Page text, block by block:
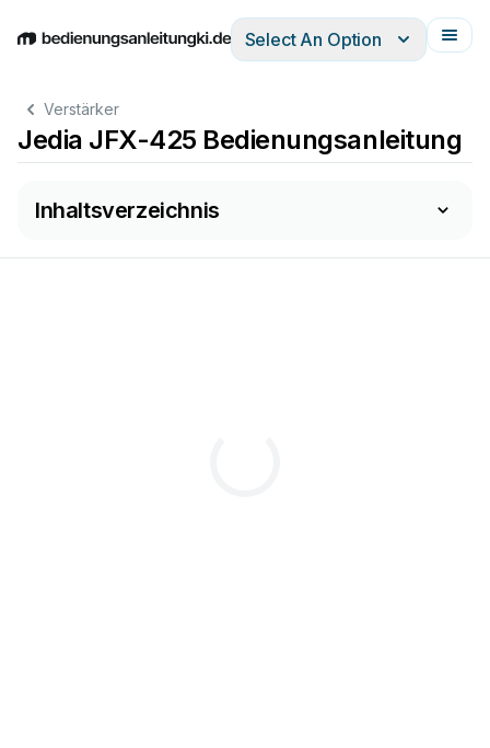
EnglishDeutschEspañolItalianoFrançais
Select An Option
Verstärker
Jedia JFX-425 Bedienungsanleitung
Inhaltsverzeichnis